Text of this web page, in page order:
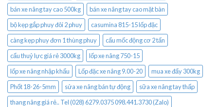
bán xe nâng tay cao 500kg
bán xe nâng tay cao mặt bàn
bộ kẹp gắp phuy đôi 2 phuy
casumina 815-15 lốp đặc
càng kẹp phuy đơn 1 thùng phuy
cẩu mốc động cơ 2 tấn
cẩu thuỷ lực giá rẻ 3000kg
lốp xe nâng 750-15
lốp xe nâng nhập khẩu
Lốp đặc xe nâng 9.00-20
mua xe đẩy 300kg
Phốt 18-26-5mm
sửa xe nâng bán tự động
sữa xe nâng tay thấp
thang nâng giá rẻ.. Tel (028) 6279.0375 098.441.3730 (Zalo)